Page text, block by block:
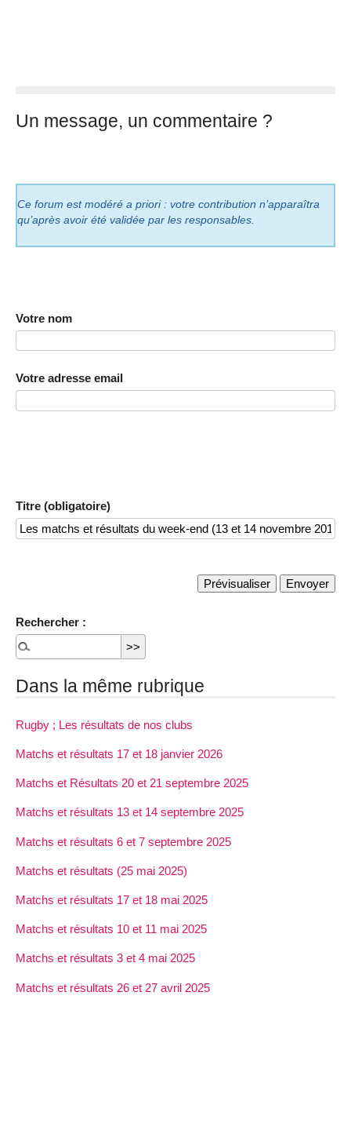
Un message, un commentaire ?
Ce forum est modéré a priori : votre contribution n’apparaîtra
qu’après avoir été validée par les responsables.
Votre nom
Votre adresse email
Titre (obligatoire)
Rechercher :
Dans la même rubrique
Rugby ; Les résultats de nos clubs
Matchs et résultats 17 et 18 janvier 2026
Matchs et Résultats 20 et 21 septembre 2025
Matchs et résultats 13 et 14 septembre 2025
Matchs et résultats 6 et 7 septembre 2025
Matchs et résultats (25 mai 2025)
Matchs et résultats 17 et 18 mai 2025
Matchs et résultats 10 et 11 mai 2025
Matchs et résultats 3 et 4 mai 2025
Matchs et résultats 26 et 27 avril 2025